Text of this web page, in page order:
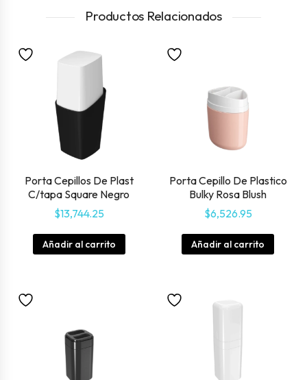
Productos Relacionados
Porta Cepillos De Plast
C/tapa Square Negro
$13,744.25
Añadir al carrito
Porta Cepillo De Plastico
Bulky Rosa Blush
$6,526.95
Añadir al carrito